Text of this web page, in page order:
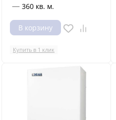
— 360 кв. м.
В корзину
Купить в 1 клик